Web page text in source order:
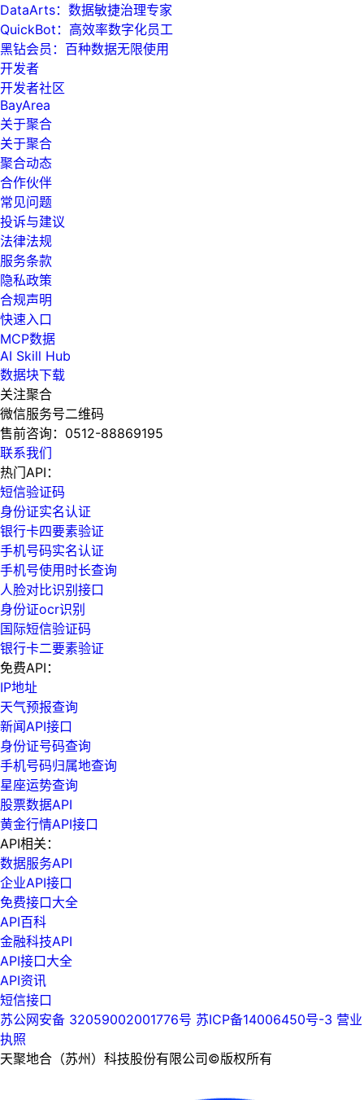
DataArts：数据敏捷治理专家
QuickBot：高效率数字化员工
黑钻会员：百种数据无限使用
开发者
开发者社区
BayArea
关于聚合
关于聚合
聚合动态
合作伙伴
常见问题
投诉与建议
法律法规
服务条款
隐私政策
合规声明
快速入口
MCP数据
AI Skill Hub
数据块下载
关注聚合
微信服务号二维码
售前咨询： 0512-88869195
联系我们
热门API：
短信验证码
身份证实名认证
银行卡四要素验证
手机号码实名认证
手机号使用时长查询
人脸对比识别接口
身份证ocr识别
国际短信验证码
银行卡二要素验证
免费API：
IP地址
天气预报查询
新闻API接口
身份证号码查询
手机号码归属地查询
星座运势查询
股票数据API
黄金行情API接口
API相关：
数据服务API
企业API接口
免费接口大全
API百科
金融科技API
API接口大全
API资讯
短信接口
苏公网安备 32059002001776号 苏ICP备14006450号-3 营业
执照
天聚地合（苏州）科技股份有限公司©版权所有